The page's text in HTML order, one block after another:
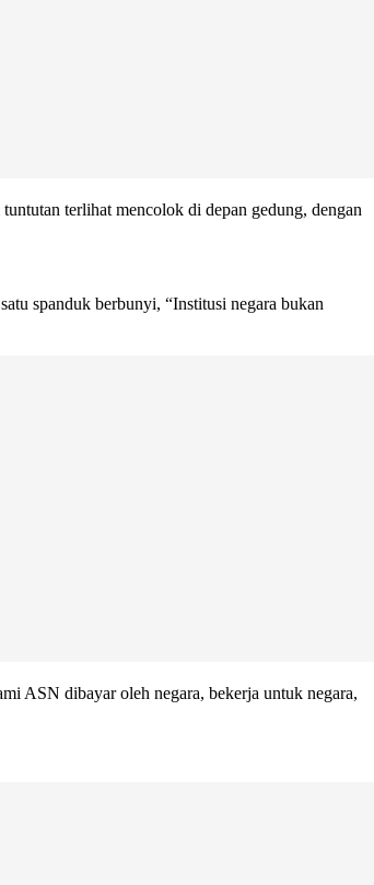
terlihat mencolok di depan gedung, dengan
spanduk berbunyi, “Institusi negara bukan
ASN dibayar oleh negara, bekerja untuk negara,